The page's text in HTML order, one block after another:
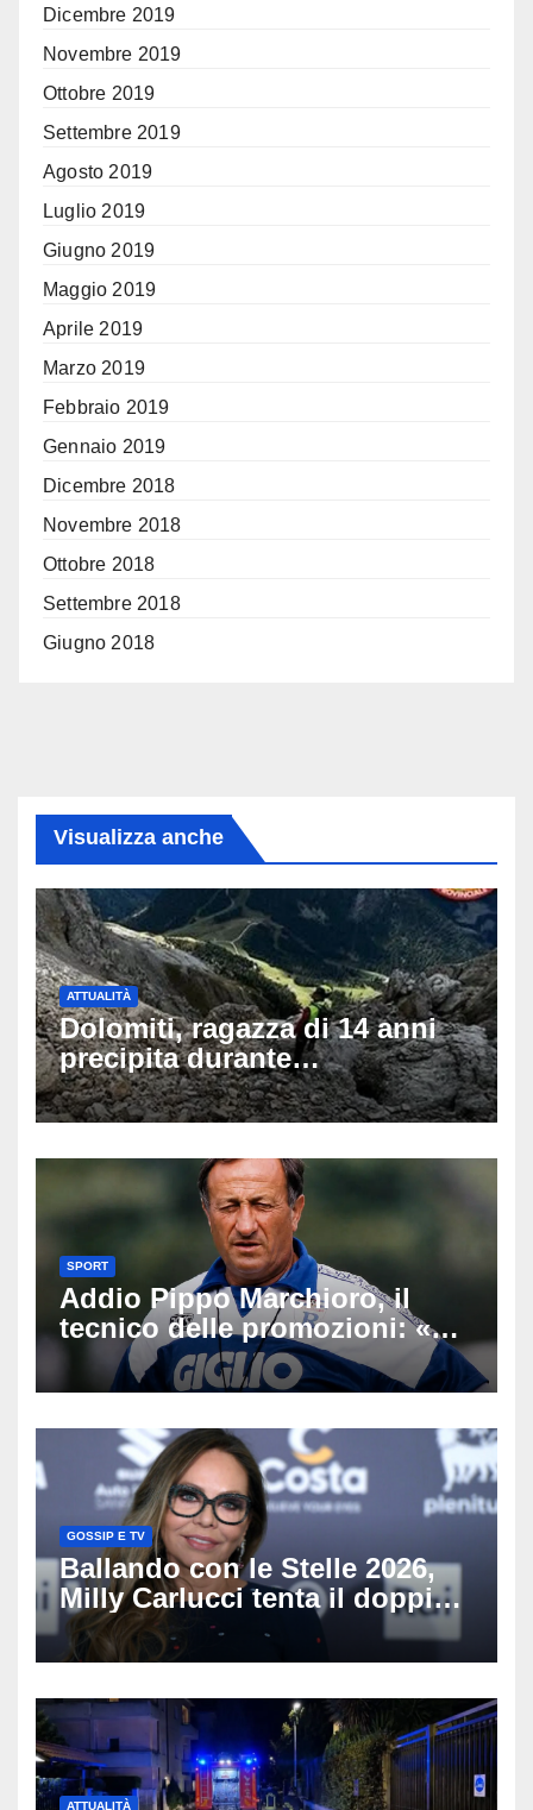
Dicembre 2019
Novembre 2019
Ottobre 2019
Settembre 2019
Agosto 2019
Luglio 2019
Giugno 2019
Maggio 2019
Aprile 2019
Marzo 2019
Febbraio 2019
Gennaio 2019
Dicembre 2018
Novembre 2018
Ottobre 2018
Settembre 2018
Giugno 2018
Visualizza anche
ATTUALITÀ
Dolomiti, ragazza di 14 anni
precipita durante
un’escursione: tragedia sul
Latemar davanti alla famiglia
SPORT
Addio Pippo Marchioro, il
tecnico delle promozioni: «Ha
scritto pagine indimenticabili
del nostro calcio»
GOSSIP E TV
Ballando con le Stelle 2026,
Milly Carlucci tenta il doppio
colpo: tra i papabili Ornella
Muti e Monica Guerritore
ATTUALITÀ